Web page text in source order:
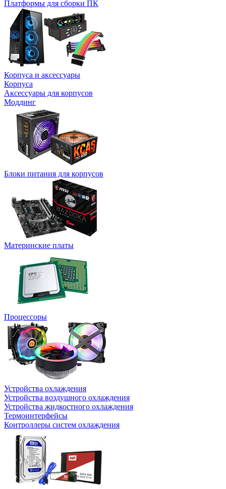
Платформы для сборки ПК
Корпуса и аксессуары
Корпуса
Аксессуары для корпусов
Моддинг
Блоки питания для корпусов
Материнские платы
Процессоры
Устройства охлаждения
Устройства воздушного охлаждения
Устройства жидкостного охлаждения
Термоинтерфейсы
Контроллеры систем охлаждения